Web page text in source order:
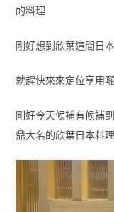
的料理
剛好想到欣葉這間日
就趕快來來定位享用
剛好今天候補有候補
鼎大名的欣葉日本料理